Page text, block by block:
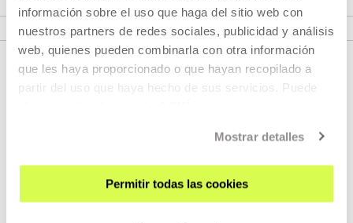
información sobre el uso que haga del sitio web con
nuestros partners de redes sociales, publicidad y análisis
web, quienes pueden combinarla con otra información
que les haya proporcionado o que hayan recopilado a
partir del uso que haya hecho de sus servicios. Puede
Mostrar detalles
Permitir todas las cookies
VER PROYECTO
REGÍSTRATE AL BOLETÍN